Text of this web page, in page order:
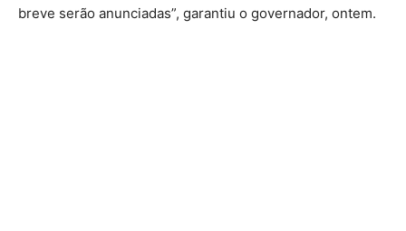
breve serão anunciadas”, garantiu o governador, ontem.